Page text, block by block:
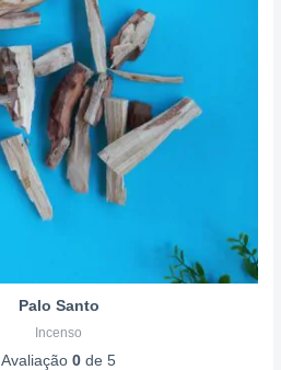
Palo Santo
Incenso
Avaliação0 de 5